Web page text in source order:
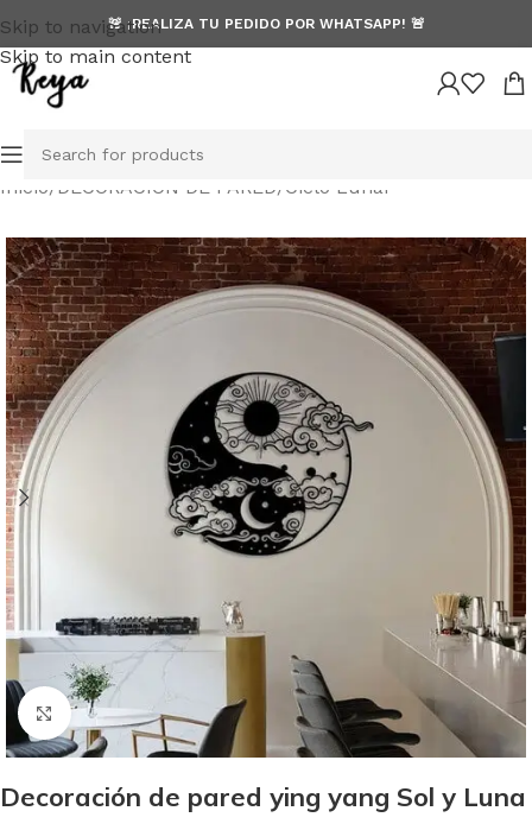
Skip to navigation
Skip to main content
🚨 ¡REALIZA TU PEDIDO POR WHATSAPP! 🚨
Inicio/ DECORACION DE PARED/ Ciclo Lunar
Click to enlarge
Decoración de pared ying yang Sol y Luna